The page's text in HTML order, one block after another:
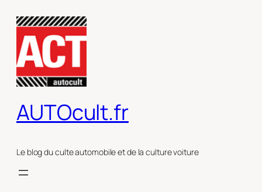
contenu
AUTOcult.fr
Le blog du culte automobile et de la culture voiture